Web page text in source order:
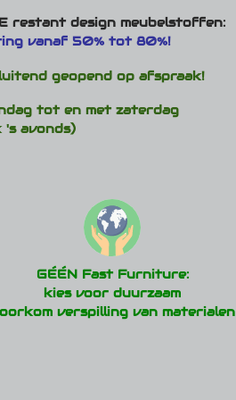
restant design meubelstoffen:
vanaf 50% tot 80%!
geopend op afspraak!
tot en met zaterdag
's avonds)
GÉÉN Fast Furniture:
kies voor duurzaam
verspilling van materialen